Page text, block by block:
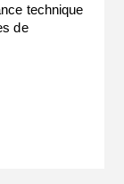
technique
de